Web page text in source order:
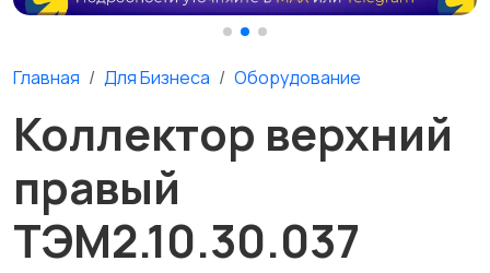
Главная Для Бизнеса Оборудование
Коллектор верхний
правый
ТЭМ2.10.30.037